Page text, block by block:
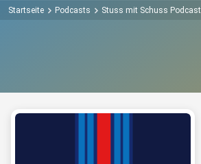
Startseite Podcasts Stuss mit Schuss Podcast